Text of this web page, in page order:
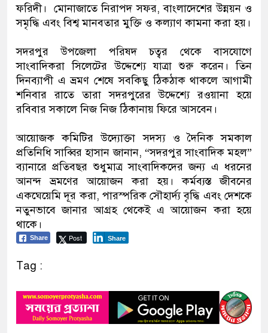
ফরিদী। মোনাজাতে নিরাপদ সফর, বাংলাদেশের উন্নয়ন ও
সমৃদ্ধি এবং বিশ্ব মানবতার মুক্তি ও কল্যাণ কামনা করা হয়।
সদরপুর উপজেলা পরিষদ চত্বর থেকে বাসযোগে
সাংবাদিকরা সিলেটের উদ্দেশ্যে যাত্রা শুরু করেন। তিন
দিনব্যাপী এ ভ্রমণ শেষে সবকিছু ঠিকঠাক থাকলে আগামী
শনিবার রাতে তারা সদরপুরের উদ্দেশ্যে রওয়ানা হয়ে
রবিবার সকালে নিজ নিজ ঠিকানায় ফিরে আসবেন।
আয়োজক কমিটির উদ্যোক্তা সদস্য ও দৈনিক সমকাল
প্রতিনিধি সাব্বির হাসান জানান, “সদরপুর সাংবাদিক মহল”
ব্যানারে প্রতিবছর শুধুমাত্র সাংবাদিকদের জন্য এ ধরনের
আনন্দ ভ্রমণের আয়োজন করা হয়। কর্মব্যস্ত জীবনের
একঘেয়েমি দূর করা, পারস্পরিক সৌহার্দ্য বৃদ্ধি এবং দেশকে
নতুনভাবে জানার আগ্রহ থেকেই এ আয়োজন করা হয়ে
থাকে।
Share Post Share
Tag :